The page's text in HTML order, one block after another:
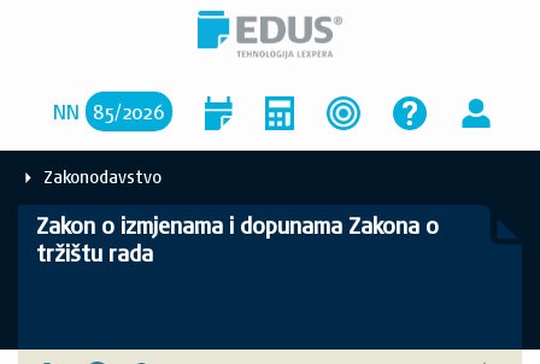
NN 85/2026
Zakonodavstvo
Zakon o izmjenama i dopunama Zakona o
tržištu rada